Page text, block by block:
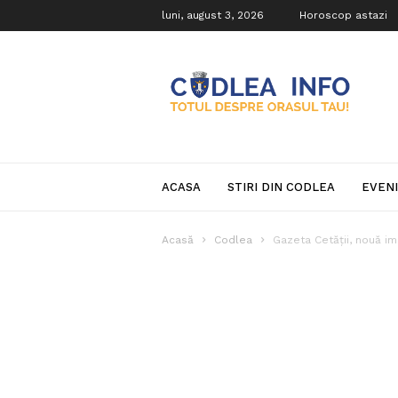
luni, august 3, 2026 Horoscop astazi
Info
ACASA STIRI DIN CODLEA
Acasă Codlea Gazeta Cetății, nouă